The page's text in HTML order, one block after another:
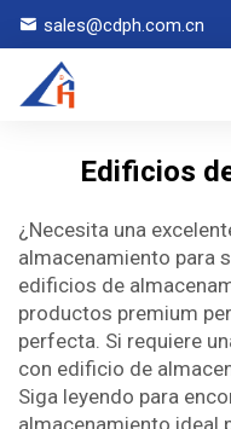
sales@cdph.com.cn
Edificios
¿Necesita una
almacenamiento para
edificios de
productos premium
perfecta. Si requiere
con edificio de
Siga leyendo para
almacenamiento ideal